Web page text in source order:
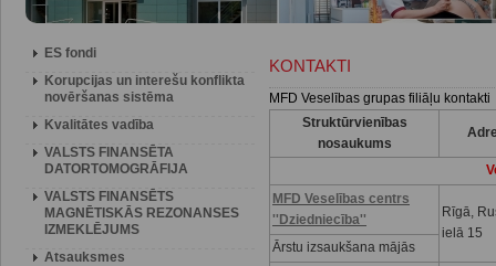
ES fondi
Korupcijas un interešu konflikta
novēršanas sistēma
Kvalitātes vadība
VALSTS FINANSĒTA
DATORTOMOGRĀFIJA
VALSTS FINANSĒTS
MAGNĒTISKĀS REZONANSES
IZMEKLĒJUMS
Atsauksmes
KONTAKTI
MFD Veselības grupas filiāļu kontakti
Struktūrvienības
nosaukums
MFD Veselības centrs
''Dziedniecība''
Rīgā,
ielā 15
Ārstu izsaukšana mājās